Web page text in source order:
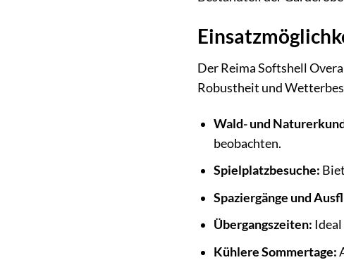
Der Reima Softshell
Robustheit und
Wald- und
beobachten.
Spielplatzbesuche:
Spaziergänge und
Übergangszeiten:
Kühlere Sommertage: